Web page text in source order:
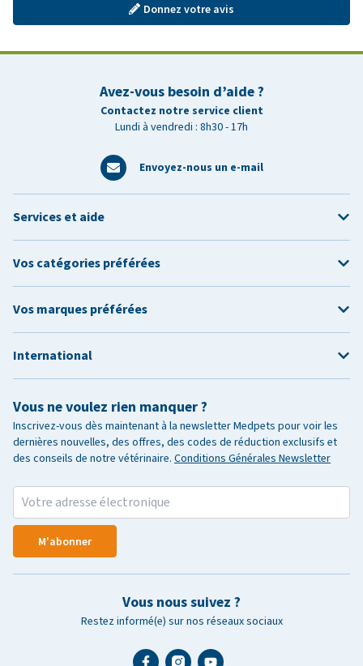
Donnez votre avis
Avez-vous besoin d’aide ?
Contactez notre service client
Lundi à vendredi : 8h30 - 17h
Envoyez-nous un e-mail
Vous ne voulez rien manquer ?
Inscrivez-vous dès maintenant à la newsletter Medpets pour voir les
dernières nouvelles, des offres, des codes de réduction exclusifs et
des conseils de notre vétérinaire. Conditions Générales Newsletter
M'abonner
Vous nous suivez ?
Restez informé(e) sur nos réseaux sociaux
Services et aide
Vos catégories préférées
Vos marques préférées
International